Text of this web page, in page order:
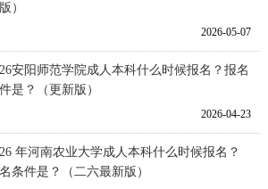
）
2026-05-07
安阳师范学院成人本科什么时候报名？报名
是？（更新版）
2026-04-23
年河南农业大学成人本科什么时候报名？
条件是？（二六最新版）